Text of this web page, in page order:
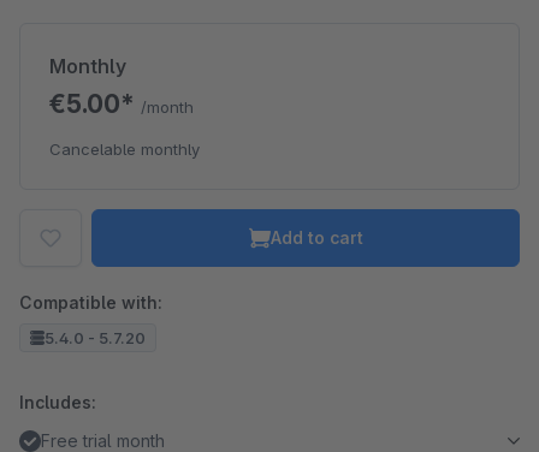
Monthly
€5.00* /month
Cancelable monthly
Add to cart
Compatible with:
5.4.0 - 5.7.20
Includes:
Free trial month